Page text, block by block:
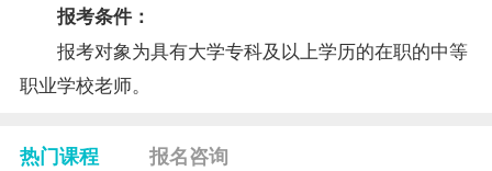
报考条件：
报考对象为具有大学专科及以上学历的在职的中等
职业学校老师。
热门课程 报名咨询